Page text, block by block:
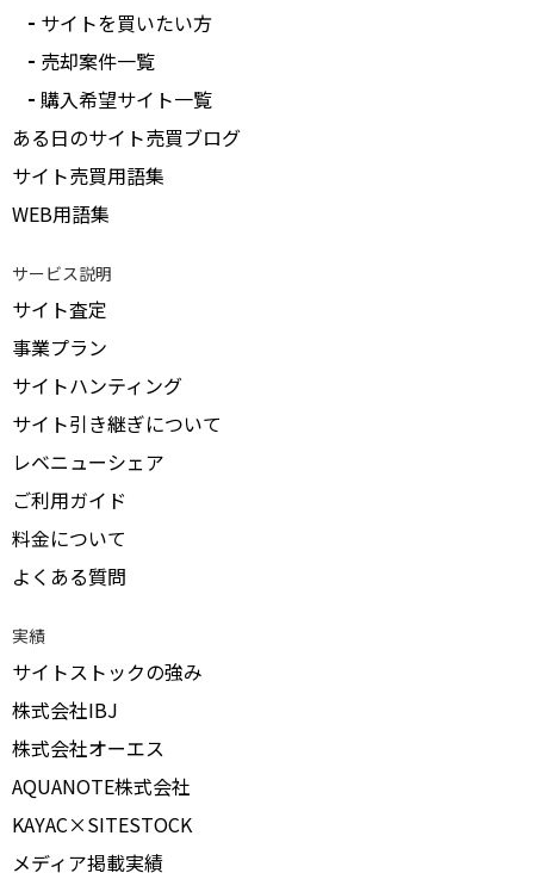
サイトを買いたい方
売却案件一覧
購入希望サイト一覧
ある日のサイト売買ブログ
サイト売買用語集
WEB用語集
サービス説明
サイト査定
事業プラン
サイトハンティング
サイト引き継ぎについて
レベニューシェア
ご利用ガイド
料金について
よくある質問
実績
サイトストックの強み
株式会社IBJ
株式会社オーエス
AQUANOTE株式会社
KAYAC×SITESTOCK
メディア掲載実績